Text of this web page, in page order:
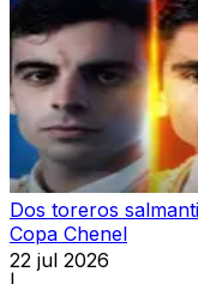
Dos toreros
Copa Chenel
22 jul 2026